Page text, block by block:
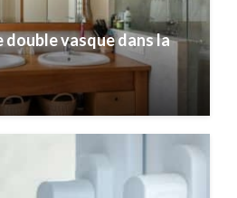
double vasque dans la